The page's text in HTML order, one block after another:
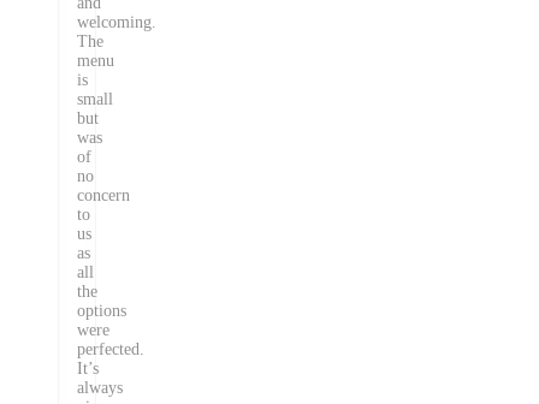
welcoming.
The
menu
is
small
but
was
of
no
concern
to
us
as
all
the
options
were
perfected.
It’s
always